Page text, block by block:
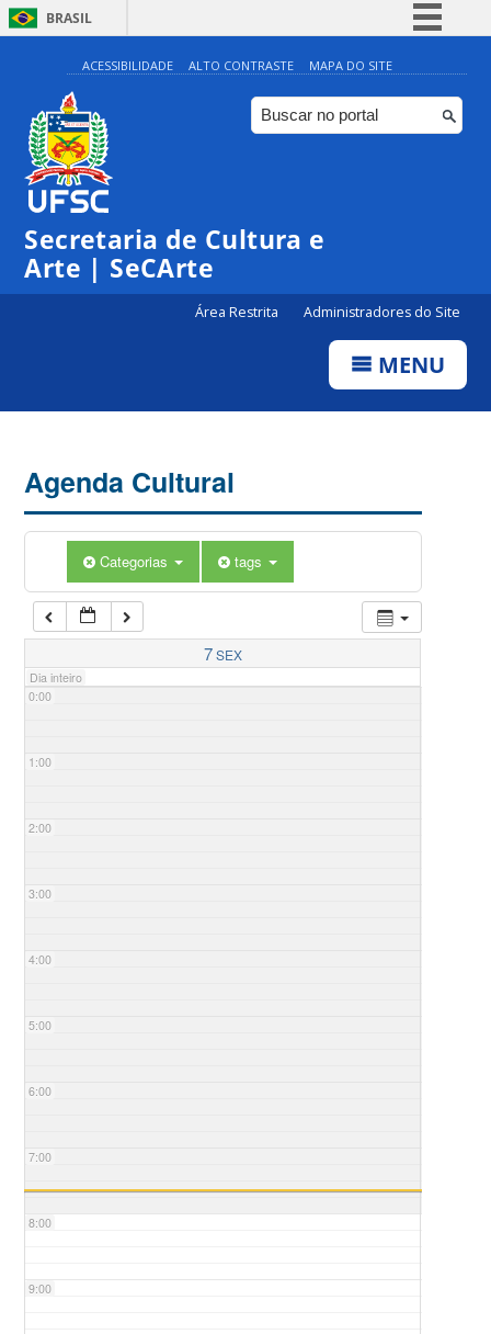
BRASIL
Simplifique!
Comunica BR
Participe
ACESSIBILIDADE ALTO CONTRASTE MAPA DO SITE
Secretaria de Cultura e
Arte | SeCArte
Área Restrita Administradores do Site
MENU
Agenda Cultural
Categorias tags
7SEX
Dia inteiro
0:00
1:00
2:00
3:00
4:00
5:00
6:00
7:00
8:00
9:00